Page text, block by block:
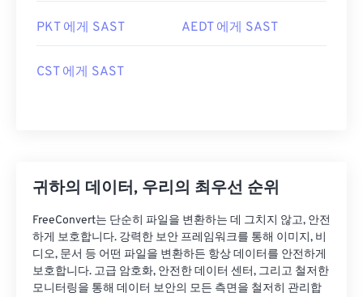
PKT 에게 SAST AEDT 에게 SAST
CST 에게 SAST
귀하의 데이터, 우리의 최우선 순위
FreeConvert는 단순히 파일을 변환하는 데 그치지 않고, 안전
하게 보호합니다. 강력한 보안 프레임워크를 통해 이미지, 비
디오, 문서 등 어떤 파일을 변환하든 항상 데이터를 안전하게
보호합니다. 고급 암호화, 안전한 데이터 센터, 그리고 철저한
모니터링을 통해 데이터 보안의 모든 측면을 철저히 관리합